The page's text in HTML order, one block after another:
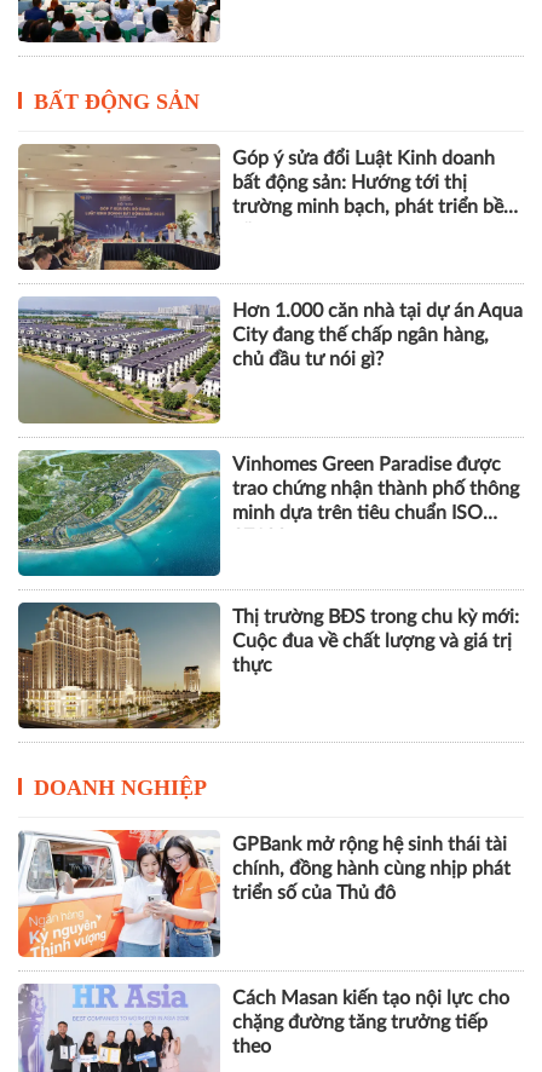
BẤT ĐỘNG SẢN
Góp ý sửa đổi Luật Kinh doanh
bất động sản: Hướng tới thị
trường minh bạch, phát triển bền
Hơn 1.000 căn nhà tại dự án Aqua
City đang thế chấp ngân hàng,
chủ đầu tư nói gì?
Vinhomes Green Paradise được
trao chứng nhận thành phố thông
minh dựa trên tiêu chuẩn ISO
Thị trường BĐS trong chu kỳ mới:
Cuộc đua về chất lượng và giá trị
thực
DOANH NGHIỆP
GPBank mở rộng hệ sinh thái tài
chính, đồng hành cùng nhịp phát
triển số của Thủ đô
Cách Masan kiến tạo nội lực cho
chặng đường tăng trưởng tiếp
theo